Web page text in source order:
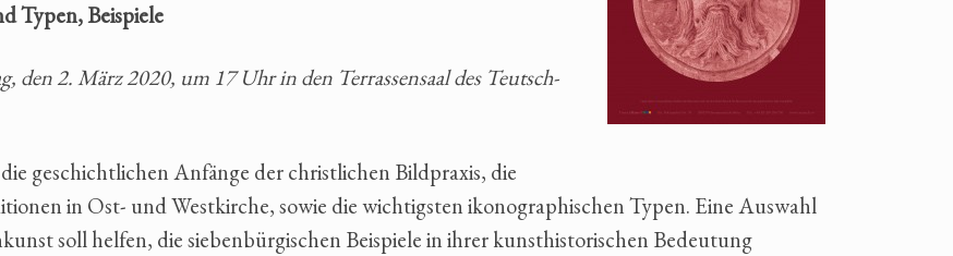
Typen, Beispiele
2. März 2020, um 17 Uhr in den Terrassensaal des Teutsch-
geschichtlichen Anfänge der christlichen Bildpraxis, die
in Ost- und Westkirche, sowie die wichtigsten ikonographischen Typen. Eine Auswahl
soll helfen, die siebenbürgischen Beispiele in ihrer kunsthistorischen Bedeutung